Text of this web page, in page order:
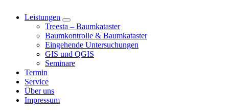
Leistungen
Treesta – Baumkataster
Baumkontrolle & Baumkataster
Eingehende Untersuchungen
GIS und QGIS
Seminare
Termin
Service
Über uns
Impressum